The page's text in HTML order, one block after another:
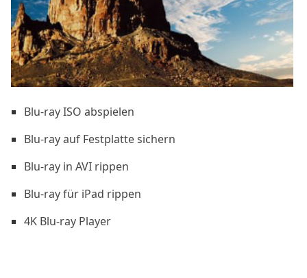
Blu-ray ISO abspielen
Blu-ray auf Festplatte sichern
Blu-ray in AVI rippen
Blu-ray für iPad rippen
4K Blu-ray Player